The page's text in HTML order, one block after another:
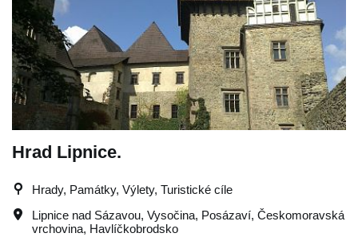
Hrad Lipnice.
Hrady, Památky, Výlety, Turistické cíle
Lipnice nad Sázavou, Vysočina, Posázaví, Českomoravská
vrchovina, Havlíčkobrodsko